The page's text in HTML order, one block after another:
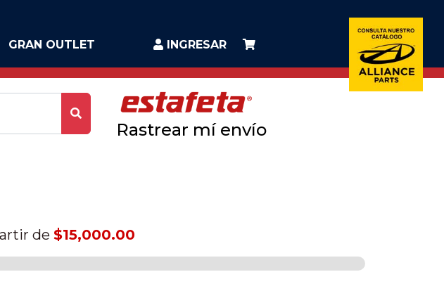
GRAN OUTLET INGRESAR
Rastrear mí envío
de $15,000.00